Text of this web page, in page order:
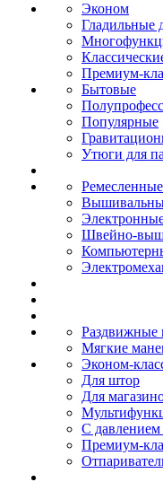
Эконом
Гладильные
Премиум-
Бытовые
Популярные
Утюги для
Швейно-
Раздвижные
Мягкие
Эконом-
Для штор
Для
С давлением
Премиум-